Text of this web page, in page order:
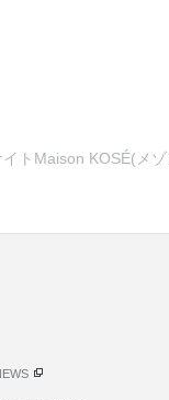
トMaison KOSÉ(メ